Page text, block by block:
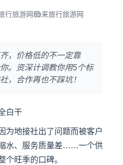
行旅游网
来旅行旅游网
，价格低的不一定靠
。资深计调教你用5个标
，合作再也不踩坑！
白干
因为地接社出了问题而被客户
水、服务质量差……一个供
个旺季的口碑。